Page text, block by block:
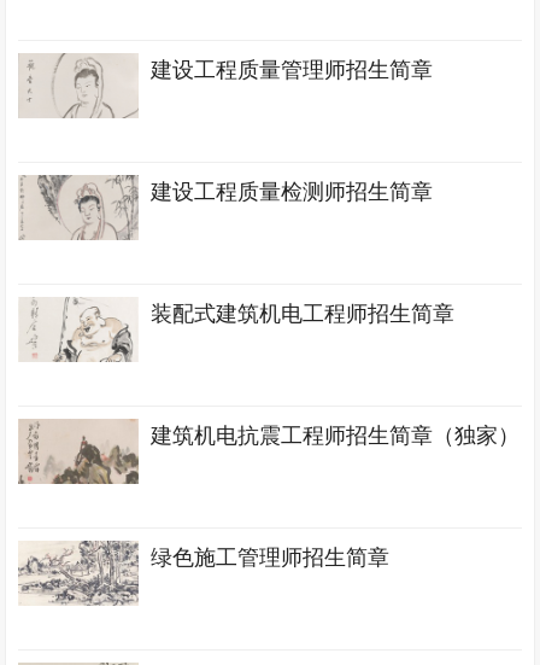
建设工程质量管理师招生简章
建设工程质量检测师招生简章
装配式建筑机电工程师招生简章
建筑机电抗震工程师招生简章（独家）
绿色施工管理师招生简章